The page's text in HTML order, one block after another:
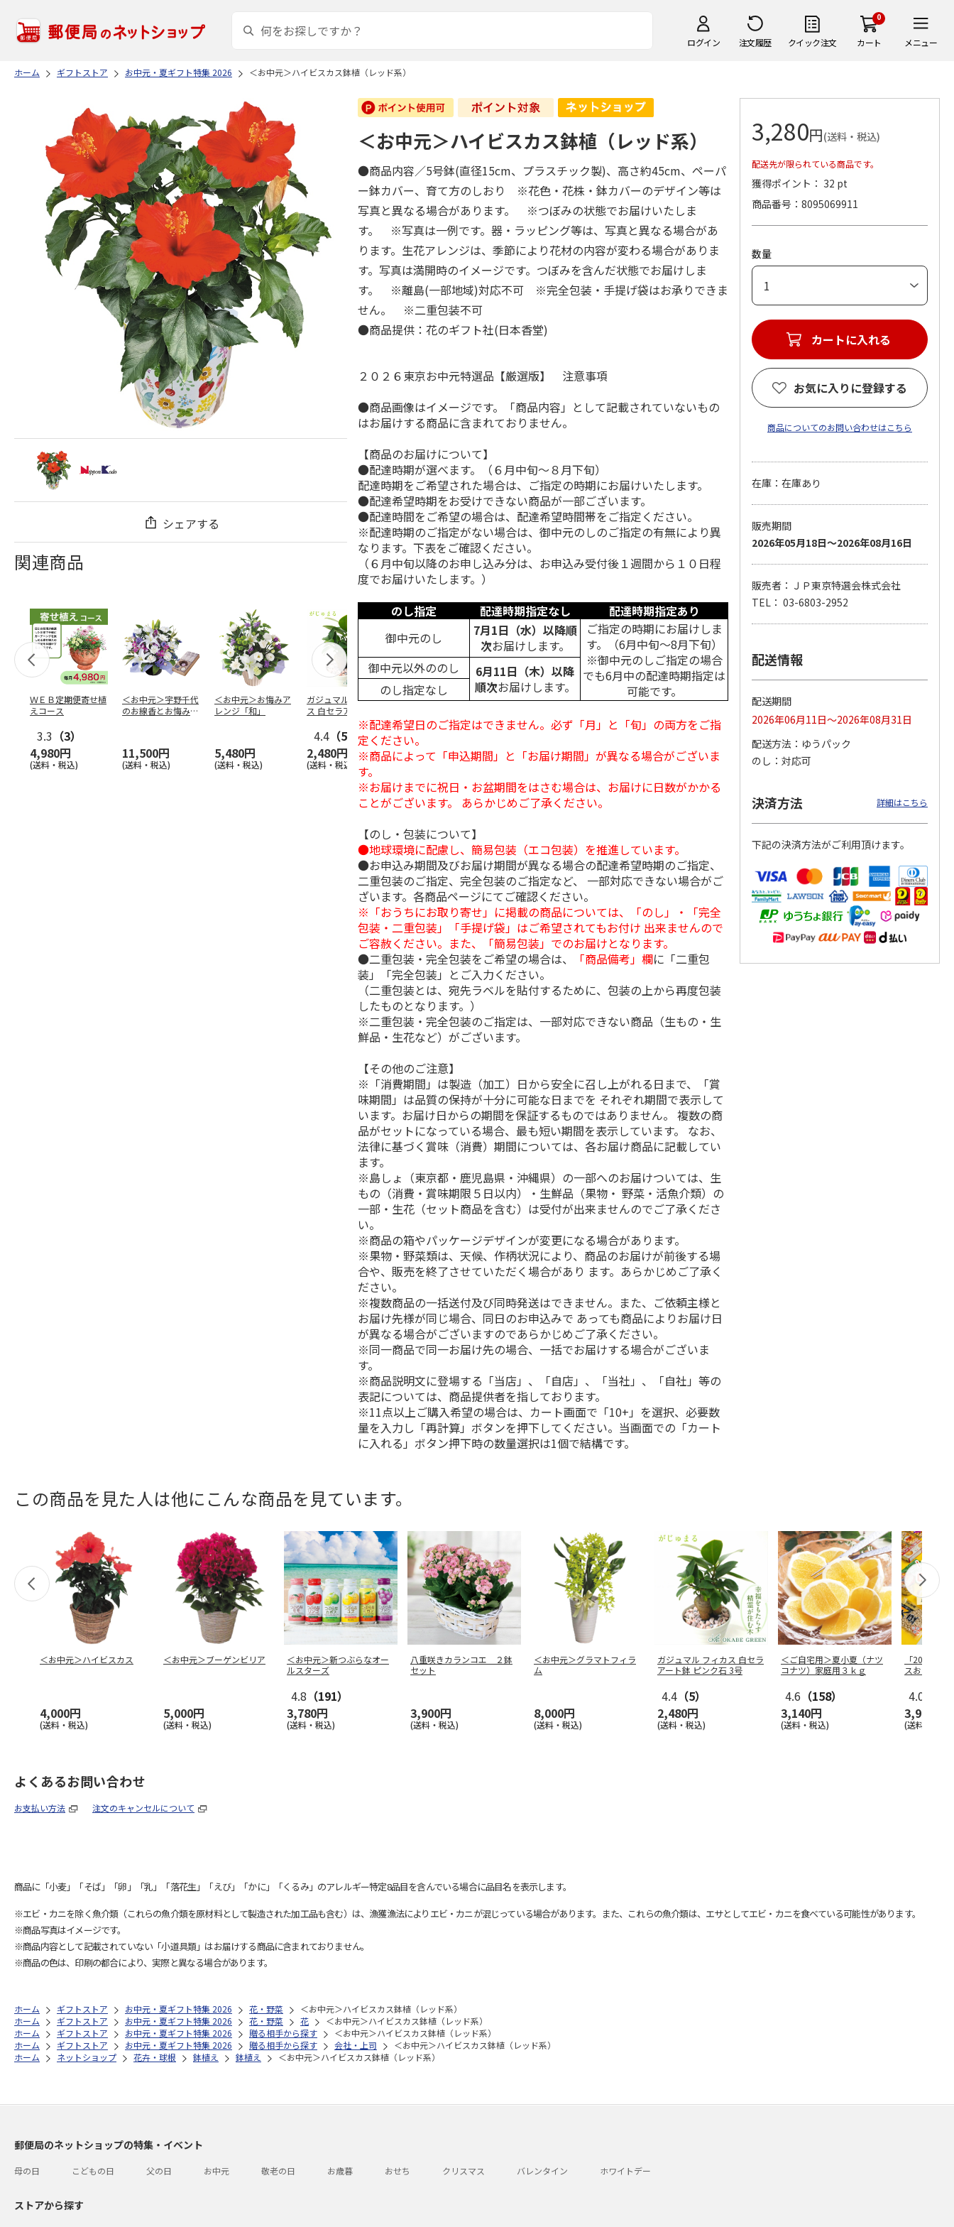
ログイン 注文履歴 クイック注文
0
カート メニュー
ホーム ギフトストア お中元・夏ギフト特集 2026 ＜お中元＞ハイビスカス鉢植（レッド系）
シェアする
関連商品
ＷＥＢ定期便寄せ植
えコース
3.3 （3）
4,980円
(送料・税込)
＜お中元＞宇野千代
のお線香とお悔みア
11,500円
(送料・税込)
＜お中元＞お悔みア
レンジ「和」
5,480円
(送料・税込)
ガジュマル フィカ
ス 白セラアート鉢
4.4 （5）
2,480円
(送料・税込)
＜お中元＞ブーゲン
5,000円
(送料・税込)
＜お中元＞ハイビス
4,000円
(送料・税込)
＜お中元＞お悔みア
5,580円
(送料・税込)
日本の蘭 富貴蘭
7,180円
(送料・税込)
日本の蘭 富貴蘭
7,180円
(送料・税込)
＜お中元＞ハイビスカス鉢植（レッド系）
●商品内容／5号鉢(直径15cm、プラスチック製)、高さ約45cm、ペーパ
ー鉢カバー、育て方のしおり ※花色・花株・鉢カバーのデザイン等は
写真と異なる場合があります。 ※つぼみの状態でお届けいたしま
す。 ※写真は一例です。器・ラッピング等は、写真と異なる場合があ
ります。生花アレンジは、季節により花材の内容が変わる場合がありま
す。写真は満開時のイメージです。つぼみを含んだ状態でお届けしま
す。 ※離島(一部地域)対応不可 ※完全包装・手提げ袋はお承りできま
せん。 ※二重包装不可
●商品提供：花のギフト社(日本香堂)
２０２６東京お中元特選品【厳選版】 注意事項
●商品画像はイメージです。「商品内容」として記載されていないもの
はお届けする商品に含まれておりません。
【商品のお届けについて】
●配達時期が選べます。（６月中旬～８月下旬）
配達時期をご希望された場合は、ご指定の時期にお届けいたします。
●配達希望時期をお受けできない商品が一部ございます。
●配達時間をご希望の場合は、配達希望時間帯をご指定ください。
※配達時期のご指定がない場合は、御中元のしのご指定の有無により異
なります。下表をご確認ください。
（６月中旬以降のお申し込み分は、お申込み受付後１週間から１０日程
度でお届けいたします。）
のし指定
配達時期指定なし
配達時期指定あり
御中元のし
7月1日（水）以降順
次お届けします。
ご指定の時期にお届けしま
す。（6月中旬～8月下旬）
※御中元のしご指定の場合
でも6月中の配達時期指定は
可能です。
御中元以外ののし
6月11日（木）以降
順次お届けします。
のし指定なし
※配達希望日のご指定はできません。必ず「月」と「旬」の両方をご指
定ください。
※商品によって「申込期間」と「お届け期間」が異なる場合がございま
す。
※お届けまでに祝日・お盆期間をはさむ場合は、お届けに日数がかかる
ことがございます。 あらかじめご了承ください。
【のし・包装について】
●地球環境に配慮し、簡易包装（エコ包装）を推進しています。
●お申込み期間及びお届け期間が異なる場合の配達希望時期のご指定、
二重包装のご指定、完全包装のご指定など、 一部対応できない場合がご
ざいます。各商品ページにてご確認ください。
※「おうちにお取り寄せ」に掲載の商品については、「のし」・「完全
包装・二重包装」「手提げ袋」はご希望されてもお付け 出来ませんので
ご容赦ください。また、「簡易包装」でのお届けとなります。
●二重包装・完全包装をご希望の場合は、
「商品備考」欄に「二重包
装」「完全包装」とご入力ください。
（二重包装とは、宛先ラベルを貼付するために、包装の上から再度包装
したものとなります。）
※二重包装・完全包装のご指定は、一部対応できない商品（生もの・生
鮮品・生花など）がございます。
【その他のご注意】
※「消費期間」は製造（加工）日から安全に召し上がれる日まで、「賞
味期間」は品質の保持が十分に可能な日までを それぞれ期間で表示して
います。お届け日からの期間を保証するものではありません。 複数の商
品がセットになっている場合、最も短い期間を表示しています。 なお、
法律に基づく賞味（消費）期間については、各お届け商品に記載してい
ます。
※島しょ（東京都・鹿児島県・沖縄県）の一部へのお届けついては、生
もの（消費・賞味期限５日以内）・生鮮品（果物・ 野菜・活魚介類）の
一部・生花（セット商品を含む）は受付が出来ませんのでご了承くださ
い。
※商品の箱やパッケージデザインが変更になる場合があります。
※果物・野菜類は、天候、作柄状況により、商品のお届けが前後する場
合や、販売を終了させていただく場合があり ます。あらかじめご了承く
ださい。
※複数商品の一括送付及び同時発送はできません。また、ご依頼主様と
お届け先様が同じ場合、同日のお申込みで あっても商品によりお届け日
が異なる場合がございますのであらかじめご了承ください。
※同一商品で同一お届け先の場合、一括でお届けする場合がございま
す。
※商品説明文に登場する「当店」、「自店」、「当社」、「自社」等の
表記については、商品提供者を指しております。
※11点以上ご購入希望の場合は、カート画面で「10+」を選択、必要数
量を入力し「再計算」ボタンを押下してください。当画面での「カート
に入れる」ボタン押下時の数量選択は1個で結構です。
3,280円(送料・税込)
配送先が限られている商品です。
獲得ポイント： 32 pt
商品番号
8095069911
数量
カートに入れる
お気に入りに登録する
商品についてのお問い合わせはこちら
在庫：在庫あり
販売期間
2026年05月18日～2026年08月16日
販売者：ＪＰ東京特選会株式会社
TEL： 03-6803-2952
配送情報
配送期間
2026年06月11日～2026年08月31日
配送方法
ゆうパック
のし
対応可
決済方法 詳細はこちら
下記の決済方法がご利用頂けます。
この商品を見た人は他にこんな商品を見ています。
＜お中元＞ハイビスカス
4,000円
(送料・税込)
＜お中元＞ブーゲンビリア
5,000円
(送料・税込)
＜お中元＞新つぶらなオー
ルスターズ
4.8 （191）
3,780円
(送料・税込)
八重咲きカランコエ ２鉢
セット
3,900円
(送料・税込)
＜お中元＞グラマトフィラ
ム
8,000円
(送料・税込)
ガジュマル フィカス 白セラ
アート鉢 ピンク石 3号
4.4 （5）
2,480円
(送料・税込)
＜ご自宅用＞夏小夏（ナツ
コナツ）家庭用３ｋｇ
4.6 （158）
3,140円
(送料・税込)
「20点以
スおたすけ
4.0
3,980円
(送料・税込)
よくあるお問い合わせ
お支払い方法 注文のキャンセルについて
商品に「小麦」「そば」「卵」「乳」「落花生」「えび」「かに」「くるみ」のアレルギー特定8品目を含んでいる場合に品目名を表示します。
※エビ・カニを除く魚介類（これらの魚介類を原材料として製造された加工品も含む）は、漁獲漁法によりエビ・カニが混じっている場合があります。また、これらの魚介類は、エサとしてエビ・カニを食べている可能性があります。
※商品写真はイメージです。
※商品内容として記載されていない「小道具類」はお届けする商品に含まれておりません。
※商品の色は、印刷の都合により、実際と異なる場合があります。
ホーム ギフトストア お中元・夏ギフト特集 2026 花・野菜
＜お中元＞ハイビスカス鉢植（レッド系）
ホーム
ギフトストア お中元・夏ギフト特集 2026 花・野菜 花
＜お中元＞ハイビスカス鉢植（レッド系）
ホーム
ギフトストア お中元・夏ギフト特集 2026 贈る相手から探す
＜お中元＞ハイビスカス鉢植（レッド系）
ホーム
ギフトストア お中元・夏ギフト特集 2026 贈る相手から探す 会社・上司
＜お中元＞ハイビスカス鉢植（レッド系）
ホーム
ネットショップ 花卉・球根 鉢植え 鉢植え ＜お中元＞ハイビスカス鉢植（レッド系）
郵便局のネットショップの特集・イベント
母の日 こどもの日 父の日 お中元 敬老の日 お歳暮 おせち クリスマス バレンタイン ホワイトデー
ストアから探す